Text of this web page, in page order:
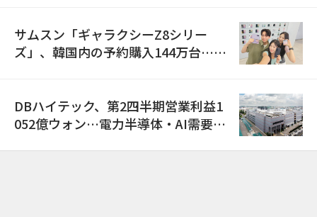
サムスン「ギャラクシーZ8シリー
ズ」、韓国内の予約購入144万台…
DBハイテック、第2四半期営業利益1
052億ウォン…電力半導体・AI需要増